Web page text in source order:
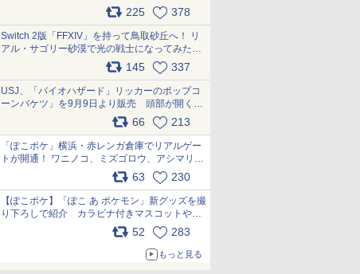
アップデートできるよう対応中225 378
Switch 2版「FFXIV」を持って鳥取砂丘へ！ リ
アル・サゴリー砂漠で光の戦士になってみた
145 337
USJ、「バイオハザード」リッカーのポップコ
ーンバケツ」を9月9日より販売 頭部が開く仕
組み。味は恐怖を堪のう「味噌フレーバー」
66 213
「ぽこポケ」横浜・赤レンガ倉庫でリアルゲー
トが開通！ ワニノコ、ミズゴロウ、アシマリ登
場シーンをレポート pic.x.com/LDgEByVl6D
63 230
【ぽこポケ】「ぽこ あ ポケモン」新グッズを撮
り下ろしで紹介 カラビナ付きマスコットやス
52 283
もっと見る